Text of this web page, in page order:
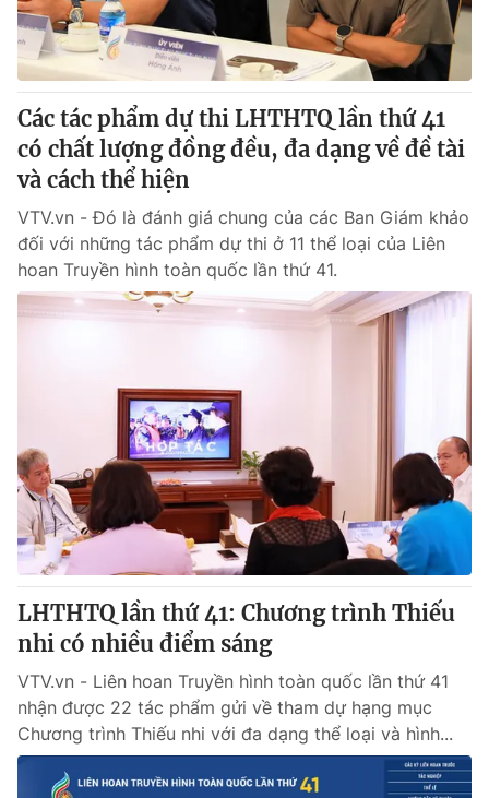
Các tác phẩm dự thi LHTHTQ lần thứ 41
có chất lượng đồng đều, đa dạng về đề tài
và cách thể hiện
VTV.vn - Đó là đánh giá chung của các Ban Giám khảo
đối với những tác phẩm dự thi ở 11 thể loại của Liên
hoan Truyền hình toàn quốc lần thứ 41.
LHTHTQ lần thứ 41: Chương trình Thiếu
nhi có nhiều điểm sáng
VTV.vn - Liên hoan Truyền hình toàn quốc lần thứ 41
nhận được 22 tác phẩm gửi về tham dự hạng mục
Chương trình Thiếu nhi với đa dạng thể loại và hình...